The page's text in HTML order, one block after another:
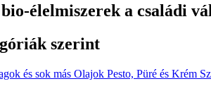
élelmiszerek a családi
szerint
és sok más Olajok Pesto, Püré és Krém